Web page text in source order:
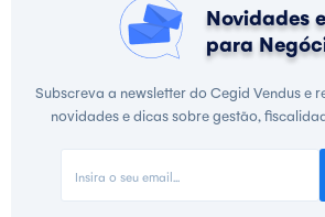
Novidades
para
Subscreva a newsletter do Cegid Vendus e
novidades e dicas sobre gestão,